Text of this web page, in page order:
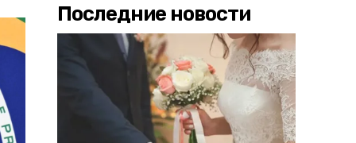
Последние новости